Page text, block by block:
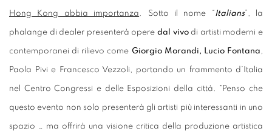
Hong Kong abbia importanza. Sotto il nome “Italians”, la
phalange di dealer presenterà opere dal vivodi artisti moderni e
contemporanei di rilievo come Giorgio Morandi, Lucio Fontana,
Paola Pivi e Francesco Vezzoli, portando un frammento d’Italia
nel Centro Congressi e delle Esposizioni della città. "Penso che
questo evento non solo presenterà gli artisti più interessanti in uno
spazio … ma offrirà una visione critica della produzione artistica